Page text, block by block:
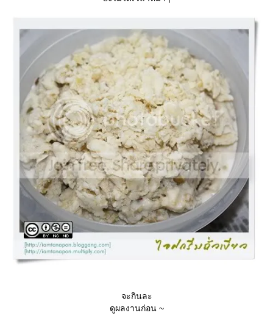
จะกินละ
ดูผลงานก่อน ~